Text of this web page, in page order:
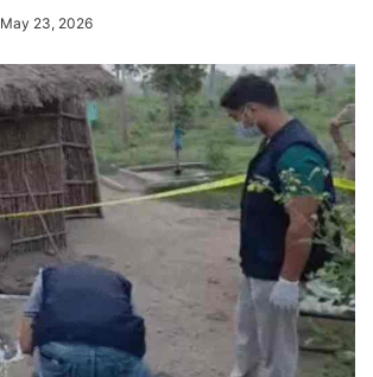
May 23, 2026